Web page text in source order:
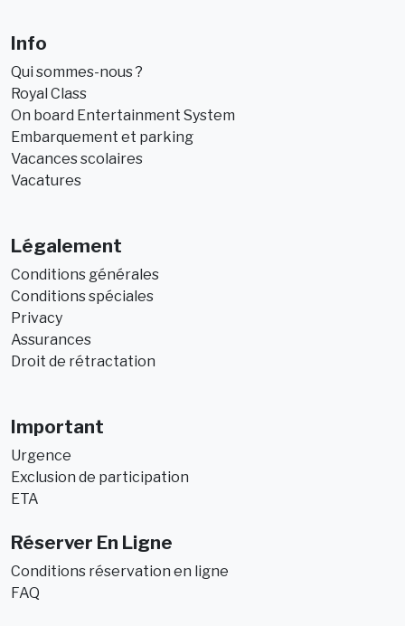
Info
Qui sommes-nous ?
Royal Class
On board Entertainment System
Embarquement et parking
Vacances scolaires
Vacatures
Légalement
Conditions générales
Conditions spéciales
Privacy
Assurances
Droit de rétractation
Important
Urgence
Exclusion de participation
ETA
Réserver En Ligne
Conditions réservation en ligne
FAQ